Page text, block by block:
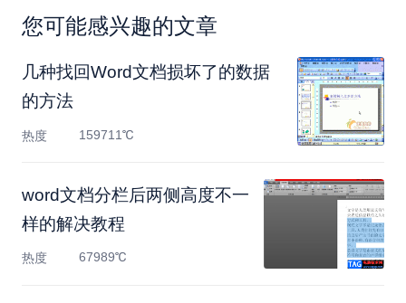
您可能感兴趣的文章
几种找回Word文档损坏了的数据
的方法
热度 159711℃
​word文档分栏后两侧高度不一
样的解决教程
热度 67989℃